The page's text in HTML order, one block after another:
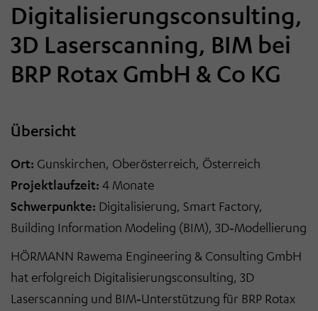
Digitalisierungsconsulting,
3D Laserscanning, BIM bei
BRP Rotax GmbH & Co KG
Übersicht
Ort: Gunskirchen, Oberösterreich, Österreich
Projektlaufzeit: 4 Monate
Schwerpunkte: Digitalisierung, Smart Factory,
Building Information Modeling (BIM), 3D‑Modellierung
HÖRMANN Rawema Engineering & Consulting GmbH
hat erfolgreich Digitalisierungsconsulting, 3D
Laserscanning und BIM‑Unterstützung für BRP Rotax